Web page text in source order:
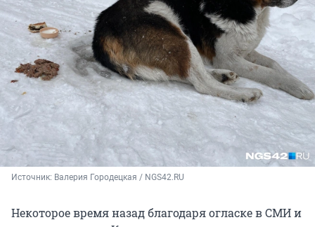
Источник: Валерия Городецкая / NGS42.RU
Некоторое время назад благодаря огласке в СМИ и